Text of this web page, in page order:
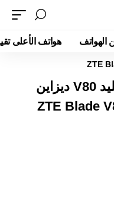
الهواتف هواتف الأعلى
ZTE
سعر ومواصفات زد تي إي بليد V80 ديزاين